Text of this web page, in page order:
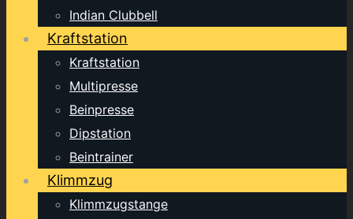
Indian Clubbell
Kraftstation
Kraftstation
Multipresse
Beinpresse
Dipstation
Beintrainer
Klimmzug
Klimmzugstange